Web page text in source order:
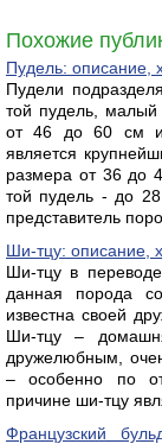
Похожие
Пудель: описание,
Пудели
той пудель,
от 46 до 60 см и
является
размера от 36 до
той пудель - до
представитель
Ши-тцу: описание,
Ши-тцу в
данная порода
известна своей
Ши-тцу –
дружелюбным,
– особенно по
причине ши-тцу
Французский